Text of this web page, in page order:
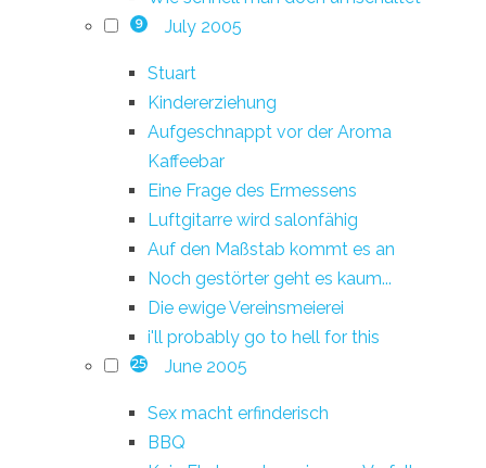
9 July 2005
Stuart
Kindererziehung
Aufgeschnappt vor der Aroma
Kaffeebar
Eine Frage des Ermessens
Luftgitarre wird salonfähig
Auf den Maßstab kommt es an
Noch gestörter geht es kaum...
Die ewige Vereinsmeierei
i'll probably go to hell for this
25 June 2005
Sex macht erfinderisch
BBQ